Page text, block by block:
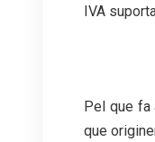
IVA
Pel que fa
que